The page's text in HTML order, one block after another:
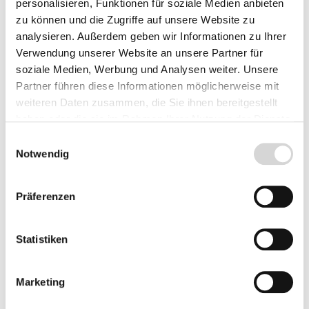
personalisieren, Funktionen für soziale Medien anbieten
zu können und die Zugriffe auf unsere Website zu
analysieren. Außerdem geben wir Informationen zu Ihrer
Verwendung unserer Website an unsere Partner für
soziale Medien, Werbung und Analysen weiter. Unsere
Partner führen diese Informationen möglicherweise mit
weiteren Daten zusammen, die Sie ihnen bereitgestellt
Notwendig
Präferenzen
Statistiken
Marketing
Standort
Abies cilicica verträgt Hitze und Trockenheit. Sie
gedeiht auch auf stark kalkhaltigen Böden. Wenn
die Böden sandig sind, sollte wieder auf eine
auch mal zu Trockenschäden kommen.
Die Kilikische Tanne wächst sehr dicht und
Wuchsleistung. Sie ist schnittverträglich und
kann problemlos korrigiert werden. Sie wächst